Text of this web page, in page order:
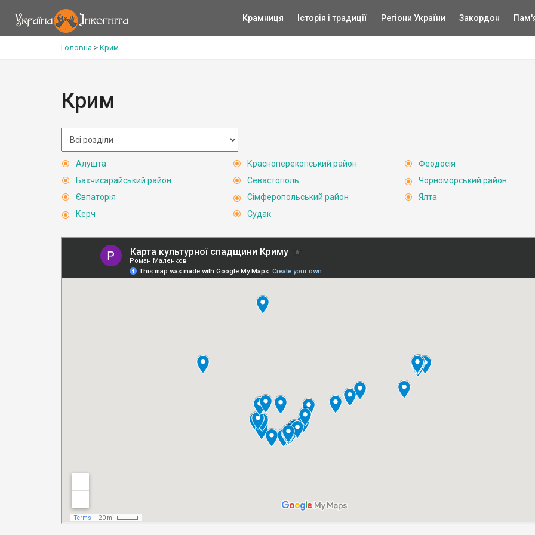
Крамниця Історія і традиції Регіони України Закордон
Головна > Крим
Крим
Алушта
Бахчисарайський район
Євпаторія
Керч
Красноперекопський район
Севастополь
Сімферопольський район
Судак
Феодосія
Чорноморський район
Ялта